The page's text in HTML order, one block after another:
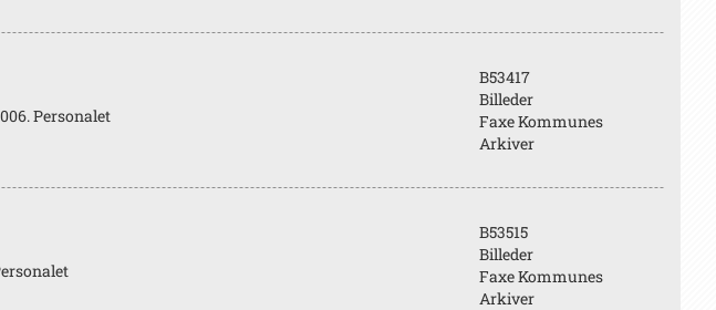
Personalet
B53417
Billeder
Faxe Kommunes
Arkiver
B53515
Billeder
Faxe Kommunes
Arkiver